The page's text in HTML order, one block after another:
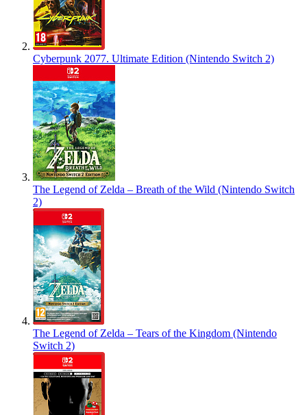
Cyberpunk 2077. Ultimate Edition (Nintendo Switch 2)
The Legend of Zelda – Breath of the Wild (Nintendo Switch
2)
The Legend of Zelda – Tears of the Kingdom (Nintendo
Switch 2)